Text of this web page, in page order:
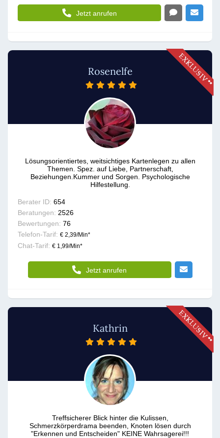
Jetzt anrufen
Rosenelfe
Lösungsorientiertes, weitsichtiges Kartenlegen zu allen
Themen. Spez. auf Liebe, Partnerschaft,
Beziehungen.Kummer und Sorgen. Psychologische
Hilfestellung.
Berater ID: 654
Beratungen: 2526
Bewertungen: 76
Telefon-Tarif: € 2,39/Min*
Chat-Tarif: € 1,99/Min*
Jetzt anrufen
Kathrin
Treffsicherer Blick hinter die Kulissen,
Schmerzkörperdrama beenden, Knoten lösen durch
"Erkennen und Entscheiden" KEINE Wahrsagerei!!!